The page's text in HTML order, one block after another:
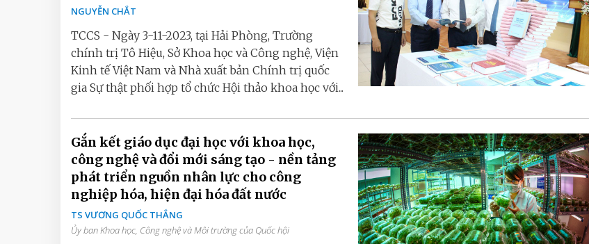
NGUYỄN CHẮT
TCCS - Ngày 3-11-2023, tại Hải Phòng, Trường
chính trị Tô Hiệu, Sở Khoa học và Công nghệ, Viện
Kinh tế Việt Nam và Nhà xuất bản Chính trị quốc
gia Sự thật phối hợp tổ chức Hội thảo khoa học với...
Gắn kết giáo dục đại học với khoa học,
công nghệ và đổi mới sáng tạo - nền tảng
phát triển nguồn nhân lực cho công
nghiệp hóa, hiện đại hóa đất nước
TS VƯƠNG QUỐC THẮNG
Ủy ban Khoa học, Công nghệ và Môi trường của Quốc hội